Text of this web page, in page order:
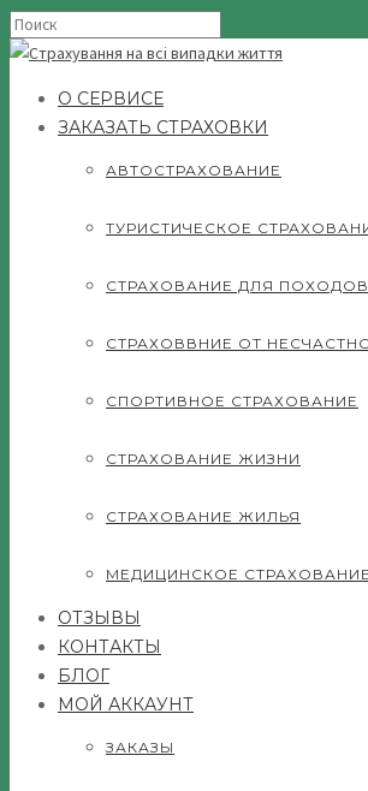
О СЕРВИСЕ
ЗАКАЗАТЬ СТРАХОВКИ
АВТОСТРАХОВАНИЕ
ТУРИСТИЧЕСКОЕ
СТРАХОВАНИЕ ДЛЯ ПОХОДОВ
СТРАХОВВНИЕ ОТ
СПОРТИВНОЕ СТРАХОВАНИЕ
СТРАХОВАНИЕ ЖИЗНИ
СТРАХОВАНИЕ ЖИЛЬЯ
МЕДИЦИНСКОЕ СТРАХОВАНИЕ
ОТЗЫВЫ
КОНТАКТЫ
БЛОГ
МОЙ АККАУНТ
ЗАКАЗЫ